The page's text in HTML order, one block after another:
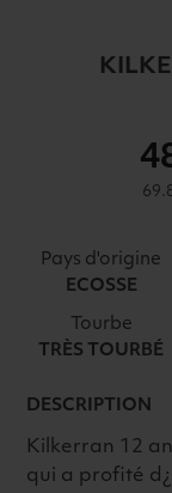
Pays d'origine
ECOSSE
Tourbe
TRÈS TOURBÉ
DESCRIPTION
Kilkerran 12
qui a profité